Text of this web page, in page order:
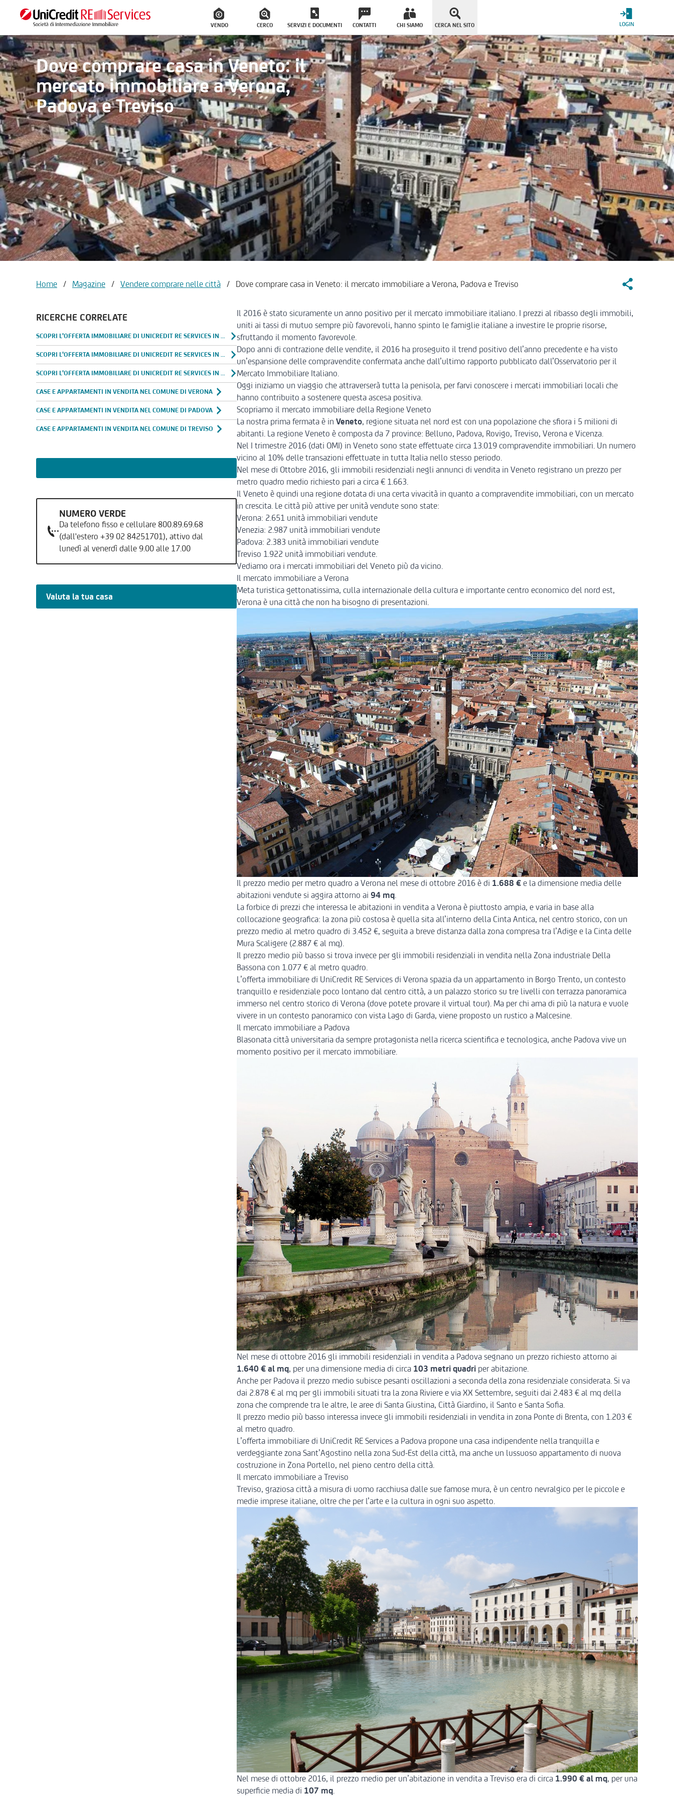
VENDO CERCO SERVIZI E DOCUMENTI CONTATTI CHI SIAMO CERCA NEL SITO LOGIN
Dove comprare casa in Veneto: il
mercato immobiliare a Verona,
Padova e Treviso
Home / Magazine / Vendere comprare nelle città / Dove comprare casa in Veneto: il mercato immobiliare a Verona, Padova e Treviso Social
RICERCHE CORRELATE
SCOPRI L'OFFERTA IMMOBILIARE DI UNICREDIT RE SERVICES IN PROVINCIA DI VERONA
SCOPRI L'OFFERTA IMMOBILIARE DI UNICREDIT RE SERVICES IN PROVINCIA DI PADOVA
SCOPRI L'OFFERTA IMMOBILIARE DI UNICREDIT RE SERVICES IN PROVINCIA DI TREVISO
CASE E APPARTAMENTI IN VENDITA NEL COMUNE DI VERONA
CASE E APPARTAMENTI IN VENDITA NEL COMUNE DI PADOVA
CASE E APPARTAMENTI IN VENDITA NEL COMUNE DI TREVISO
NUMERO VERDE
Da telefono fisso e cellulare 800.89.69.68
(dall'estero +39 02 84251701), attivo dal
lunedì al venerdì dalle 9.00 alle 17.00
Valuta la tua casa
Il 2016 è stato sicuramente un anno positivo per il mercato immobiliare italiano. I prezzi al ribasso degli immobili,
uniti ai tassi di mutuo sempre più favorevoli, hanno spinto le famiglie italiane a investire le proprie risorse,
sfruttando il momento favorevole.
Dopo anni di contrazione delle vendite, il 2016 ha proseguito il trend positivo dell’anno precedente e ha visto
un’espansione delle compravendite confermata anche dall’ultimo rapporto pubblicato dall’Osservatorio per il
Mercato Immobiliare Italiano.
Oggi iniziamo un viaggio che attraverserà tutta la penisola, per farvi conoscere i mercati immobiliari locali che
hanno contribuito a sostenere questa ascesa positiva.
Scopriamo il mercato immobiliare della Regione Veneto
La nostra prima fermata è in Veneto, regione situata nel nord est con una popolazione che sfiora i 5 milioni di
abitanti. La regione Veneto è composta da 7 province: Belluno, Padova, Rovigo, Treviso, Verona e Vicenza.
Nel I trimestre 2016 (dati OMI) in Veneto sono state effettuate circa 13.019 compravendite immobiliari. Un numero
vicino al 10% delle transazioni effettuate in tutta Italia nello stesso periodo.
Nel mese di Ottobre 2016, gli immobili residenziali negli annunci di vendita in Veneto registrano un prezzo per
metro quadro medio richiesto pari a circa € 1.663.
Il Veneto è quindi una regione dotata di una certa vivacità in quanto a compravendite immobiliari, con un mercato
in crescita. Le città più attive per unità vendute sono state:
Verona: 2.651 unità immobiliari vendute
Venezia: 2.987 unità immobiliari vendute
Padova: 2.383 unità immobiliari vendute
Treviso 1.922 unità immobiliari vendute.
Vediamo ora i mercati immobiliari del Veneto più da vicino.
Il mercato immobiliare a Verona
Meta turistica gettonatissima, culla internazionale della cultura e importante centro economico del nord est,
Verona è una città che non ha bisogno di presentazioni.
Il prezzo medio per metro quadro a Verona nel mese di ottobre 2016 è di 1.688 € e la dimensione media delle
abitazioni vendute si aggira attorno ai 94 mq
La forbice di prezzi che interessa le abitazioni in vendita a Verona è piuttosto ampia, e varia in base alla
collocazione geografica: la zona più costosa è quella sita all’interno della Cinta Antica, nel centro storico, con un
prezzo medio al metro quadro di 3.452 €, seguita a breve distanza dalla zona compresa tra l’Adige e la Cinta delle
Mura Scaligere (2.887 € al mq).
Il prezzo medio più basso si trova invece per gli immobili residenziali in vendita nella Zona industriale Della
Bassona con 1.077 € al metro quadro.
L’offerta immobiliare di UniCredit RE Services di Verona spazia da un appartamento in Borgo Trento, un contesto
tranquillo e residenziale poco lontano dal centro città, a un palazzo storico su tre livelli con terrazza panoramica
immerso nel centro storico di Verona (dove potete provare il virtual tour). Ma per chi ama di più la natura e vuole
vivere in un contesto panoramico con vista Lago di Garda, viene proposto un rustico a Malcesine
Il mercato immobiliare a Padova
Blasonata città universitaria da sempre protagonista nella ricerca scientifica e tecnologica, anche Padova vive un
momento positivo per il mercato immobiliare.
Nel mese di ottobre 2016 gli immobili residenziali in vendita a Padova segnano un prezzo richiesto attorno ai
1.640 € al mq, per una dimensione media di circa 103 metri quadri per abitazione.
Anche per Padova il prezzo medio subisce pesanti oscillazioni a seconda della zona residenziale considerata. Si va
dai 2.878 € al mq per gli immobili situati tra la zona Riviere e via XX Settembre, seguiti dai 2.483 € al mq della
zona che comprende tra le altre, le aree di Santa Giustina, Città Giardino, il Santo e Santa Sofia.
Il prezzo medio più basso interessa invece gli immobili residenziali in vendita in zona Ponte di Brenta, con 1.203 €
al metro quadro.
L’offerta immobiliare di UniCredit RE Services a Padova propone una casa indipendente nella tranquilla e
verdeggiante zona Sant’Agostino nella zona Sud-Est della città, ma anche un lussuoso appartamento di nuova
costruzione in Zona Portello, nel pieno centro della città.
Il mercato immobiliare a Treviso
Treviso, graziosa città a misura di uomo racchiusa dalle sue famose mura, è un centro nevralgico per le piccole e
medie imprese italiane, oltre che per l’arte e la cultura in ogni suo aspetto.
Nel mese di ottobre 2016, il prezzo medio per un’abitazione in vendita a Treviso era di circa 1.990 € al mq, per una
superficie media di 107 mq.